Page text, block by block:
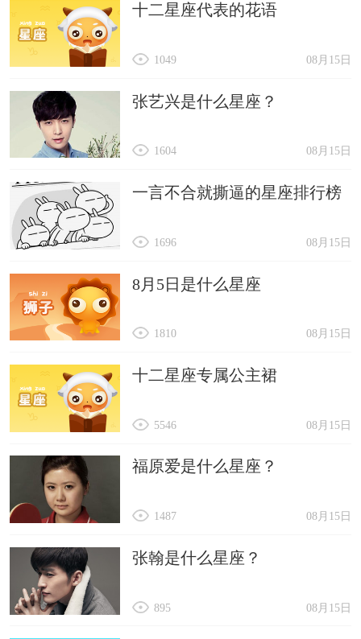
十二星座代表的花语
08月15日
1049
张艺兴是什么星座？
08月15日
1604
一言不合就撕逼的星座排行榜
08月15日
1696
8月5日是什么星座
08月15日
1810
十二星座专属公主裙
08月15日
5546
福原爱是什么星座？
08月15日
1487
张翰是什么星座？
08月15日
895